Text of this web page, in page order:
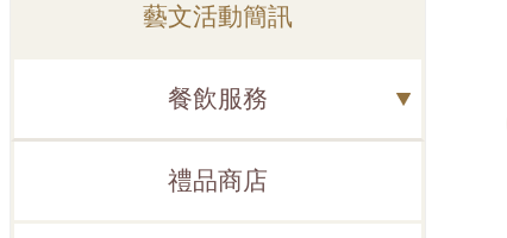
藝文活動簡訊
餐飲服務
禮品商店